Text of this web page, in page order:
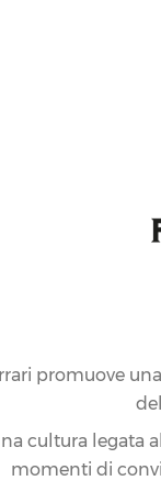
promuove
cultura legata
momenti di